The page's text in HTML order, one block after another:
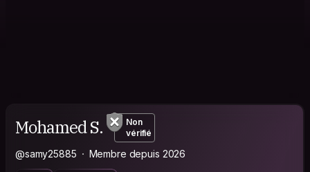
Mohamed S.
Non
vérifié
@samy25885 Membre depuis 2026